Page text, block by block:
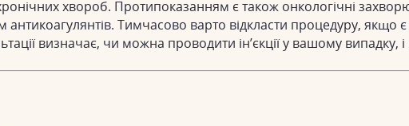
хвороб. Протипоказанням є також онкологічні
антикоагулянтів. Тимчасово варто відкласти процедуру, якщо
визначає, чи можна проводити ін’єкції у вашому випадку,